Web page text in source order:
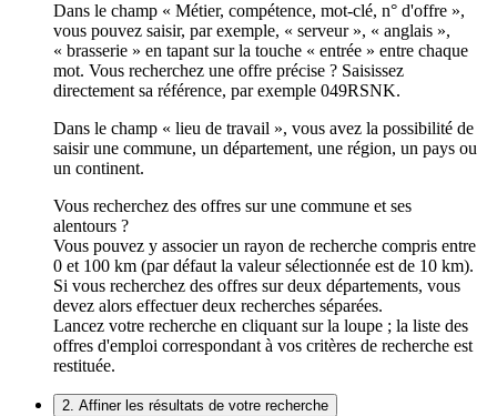
Dans le champ « Métier, compétence, mot-clé, n° d'offre »,
vous pouvez saisir, par exemple, « serveur », « anglais »,
« brasserie » en tapant sur la touche « entrée » entre chaque
mot. Vous recherchez une offre précise ? Saisissez
directement sa référence, par exemple 049RSNK.
Dans le champ « lieu de travail », vous avez la possibilité de
saisir une commune, un département, une région, un pays ou
un continent.
Vous recherchez des offres sur une commune et ses
alentours ?
Vous pouvez y associer un rayon de recherche compris entre
0 et 100 km (par défaut la valeur sélectionnée est de 10 km).
Si vous recherchez des offres sur deux départements, vous
devez alors effectuer deux recherches séparées.
Lancez votre recherche en cliquant sur la loupe ; la liste des
offres d'emploi correspondant à vos critères de recherche est
restituée.
2. Affiner les résultats de votre recherche